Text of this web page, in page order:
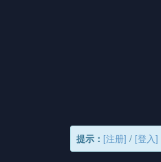
提示： [注册] / [登入]